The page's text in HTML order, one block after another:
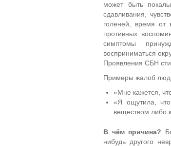
может быть
сдавливания,
голеней, время от
противных
симптомы
восприниматься
Проявления СБН
Примеры жалоб
«Мне кажется,
«Я ощутила,
веществом либо
В чём причина?
нибудь другого